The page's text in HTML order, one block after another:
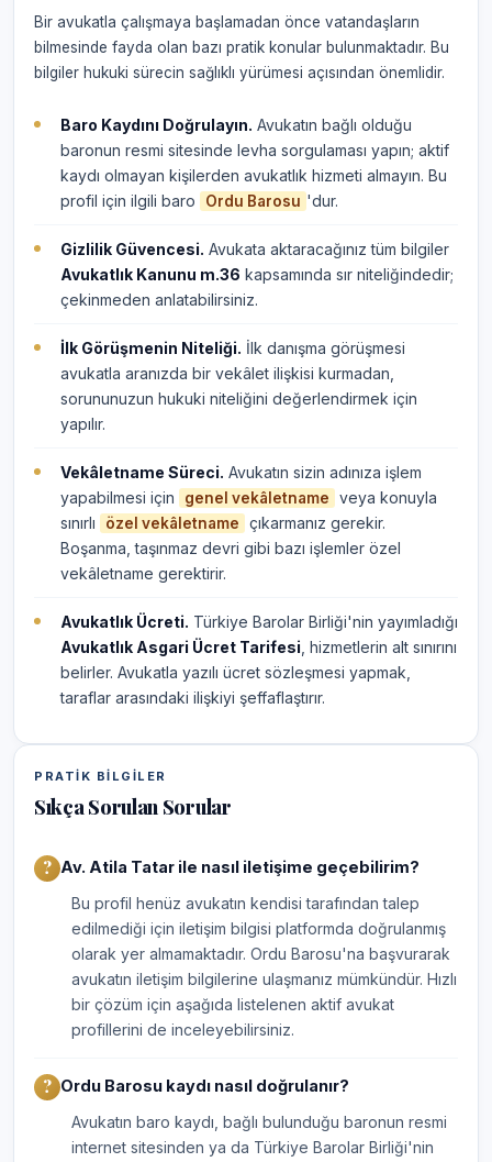
Bir avukatla çalışmaya başlamadan önce vatandaşların
bilmesinde fayda olan bazı pratik konular bulunmaktadır. Bu
bilgiler hukuki sürecin sağlıklı yürümesi açısından önemlidir.
Baro Kaydını Doğrulayın. Avukatın bağlı olduğu
baronun resmi sitesinde levha sorgulaması yapın; aktif
kaydı olmayan kişilerden avukatlık hizmeti almayın. Bu
profil için ilgili baro
Ordu Barosu 'dur.
Gizlilik Güvencesi. Avukata aktaracağınız tüm bilgiler
Avukatlık Kanunu m.36 kapsamında sır niteliğindedir;
çekinmeden anlatabilirsiniz.
İlk Görüşmenin Niteliği. İlk danışma görüşmesi
avukatla aranızda bir vekâlet ilişkisi kurmadan,
sorununuzun hukuki niteliğini değerlendirmek için
yapılır.
Vekâletname Süreci. Avukatın sizin adınıza işlem
yapabilmesi için
genel vekâletname
veya konuyla
sınırlı
özel vekâletname
çıkarmanız gerekir.
Boşanma, taşınmaz devri gibi bazı işlemler özel
vekâletname gerektirir.
Avukatlık Ücreti. Türkiye Barolar Birliği'nin yayımladığı
Avukatlık Asgari Ücret Tarifesi , hizmetlerin alt sınırını
belirler. Avukatla yazılı ücret sözleşmesi yapmak,
taraflar arasındaki ilişkiyi şeffaflaştırır.
PRATIK BILGILER
Sıkça Sorulan Sorular
Av. Atila Tatar ile nasıl iletişime geçebilirim?
Bu profil henüz avukatın kendisi tarafından talep
edilmediği için iletişim bilgisi platformda doğrulanmış
olarak yer almamaktadır. Ordu Barosu'na başvurarak
avukatın iletişim bilgilerine ulaşmanız mümkündür. Hızlı
bir çözüm için aşağıda listelenen aktif avukat
profillerini de inceleyebilirsiniz.
Ordu Barosu kaydı nasıl doğrulanır?
Avukatın baro kaydı, bağlı bulunduğu baronun resmi
internet sitesinden ya da Türkiye Barolar Birliği'nin